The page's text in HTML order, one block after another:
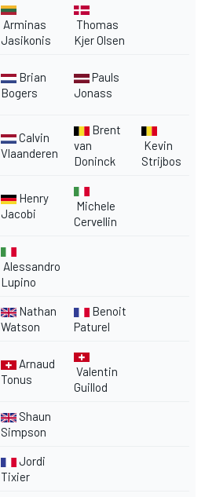
Arminas
Jasikonis
Thomas
Kjer Olsen
Brian
Bogers
Pauls
Jonass
Calvin
Vlaanderen
Brent
van
Doninck
Kevin
Strijbos
Henry
Jacobi
Michele
Cervellin
Alessandro
Lupino
Nathan
Watson
Benoit
Paturel
Arnaud
Tonus
Valentin
Guillod
Shaun
Simpson
Jordi
Tixier